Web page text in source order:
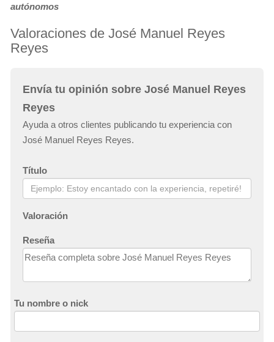
autónomos
Valoraciones de José Manuel Reyes
Reyes
Envía tu opinión sobre José Manuel Reyes
Reyes
Ayuda a otros clientes publicando tu experiencia con
José Manuel Reyes Reyes.
Título
Valoración
Reseña
Tu nombre o nick